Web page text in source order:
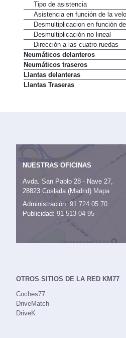
Tipo de asistencia
Asistencia en función de la
Desmultiplicacion en función
Desmultiplicación no lineal
Dirección a las cuatro ruedas
Neumáticos delanteros
Neumáticos traseros
Llantas delanteras
Llantas Traseras
NUESTRAS OFICINAS
Avda. San Pablo 28 - Nave 27,
28823 Coslada (Madrid) Mapa
Administración:91 724 05 70
Publicidad: 91 513 04 95
OTROS SITIOS DE LA RED KM77
Coches77
DriveMatch
DriveK